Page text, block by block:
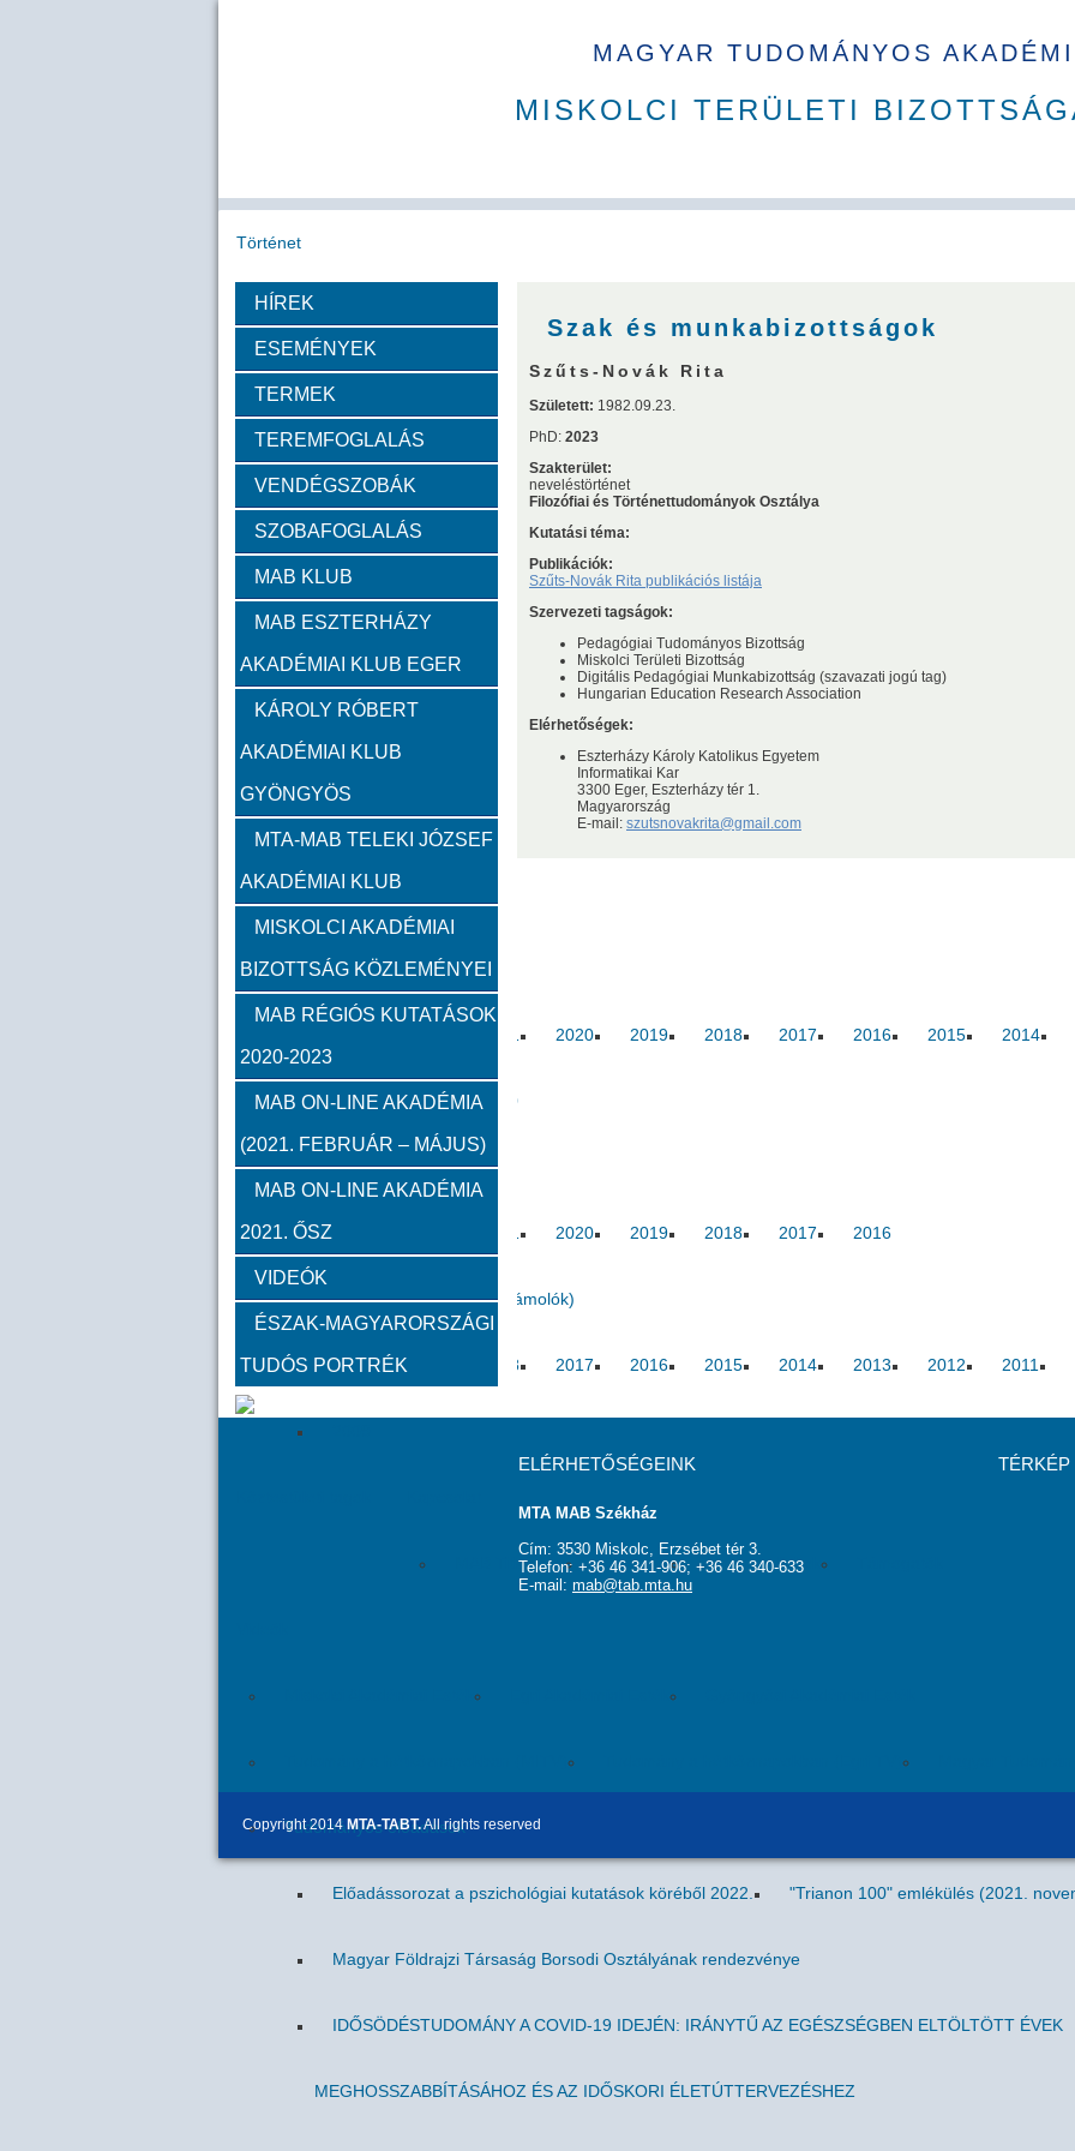
MAGYAR TUDOMÁNYOS
MISKOLCI TERÜLETI
Történet
Köszöntő
Díjazottak
Tudós arcképek
Csókás János Geleji Sándor Sályi István Simon Sándor
Zambó János Takács Ernő
Választott vezetők Nem akadémikus közgyűlési képviselők
Közérdekű információk
SZMSZ
Alapítvány
2020 2019 2018 2017 2016 2015 2014
2012 2011 2010
Közgyűlések
2020 2019 2018 2017 2016
Határon túli kapcsolatok (beszámolók)
2020 2018 2017 2016 2015 2014 2013 2012 2011
MAB Titkárság Elnökség Hasznos linkek
Tudományos előadások
Előadássorozat a pszichológiai kutatások köréből 2022. "Trianon 100" emlékülés (2021.
Magyar Földrajzi Társaság Borsodi Osztályának rendezvénye
IDŐSÖDÉSTUDOMÁNY A COVID-19 IDEJÉN: IRÁNYTŰ AZ EGÉSZSÉGBEN ELTÖLTÖTT ÉVEK
MEGHOSSZABBÍTÁSÁHOZ ÉS AZ IDŐSKORI ÉLETÚTTERVEZÉSHEZ
HÍREK
ESEMÉNYEK
TERMEK
TEREMFOGLALÁS
VENDÉGSZOBÁK
SZOBAFOGLALÁS
MAB KLUB
MAB ESZTERHÁZY
AKADÉMIAI KLUB EGER
KÁROLY RÓBERT
AKADÉMIAI KLUB
GYÖNGYÖS
MTA-MAB TELEKI JÓZSEF
AKADÉMIAI KLUB
MISKOLCI AKADÉMIAI
BIZOTTSÁG KÖZLEMÉNYEI
MAB RÉGIÓS KUTATÁSOK
2020-2023
MAB ON-LINE AKADÉMIA
(2021. FEBRUÁR – MÁJUS)
MAB ON-LINE AKADÉMIA
2021. ŐSZ
VIDEÓK
ÉSZAK-MAGYARORSZÁGI
TUDÓS PORTRÉK
Szak és munkabizottságok
Szűts-Novák Rita
Született: 1982.09.23.
PhD: 2023
Szakterület:
neveléstörténet
Filozófiai és Történettudományok Osztálya
Kutatási téma:
Publikációk:
Szűts-Novák Rita publikációs listája
Szervezeti tagságok:
Pedagógiai Tudományos Bizottság
Miskolci Területi Bizottság
Digitális Pedagógiai Munkabizottság (szavazati jogú tag)
Hungarian Education Research Association
Elérhetőségek:
Eszterházy Károly Katolikus Egyetem
Informatikai Kar
3300 Eger, Eszterházy tér 1.
Magyarország
E-mail: szutsnovakrita@gmail.com
ELÉRHETŐSÉGEINK
MTA MAB Székház
Cím: 3530 Miskolc, Erzsébet tér 3.
Telefon: +36 46 341-906; +36 46 340-633
E-mail: mab@tab.mta.hu
TÉRKÉP
Copyright 2014 MTA-TABT.All rights reserved